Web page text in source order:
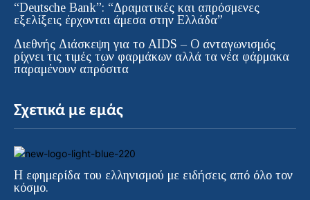
“Deutsche Bank”: “Δραματικές και απρόσμενες
εξελίξεις έρχονται άμεσα στην Ελλάδα”
Διεθνής Διάσκεψη για το AIDS – Ο ανταγωνισμός
ρίχνει τις τιμές των φαρμάκων αλλά τα νέα φάρμακα
παραμένουν απρόσιτα
Σχετικά με εμάς
Η εφημερίδα του ελληνισμού με ειδήσεις από όλο τον
κόσμο.